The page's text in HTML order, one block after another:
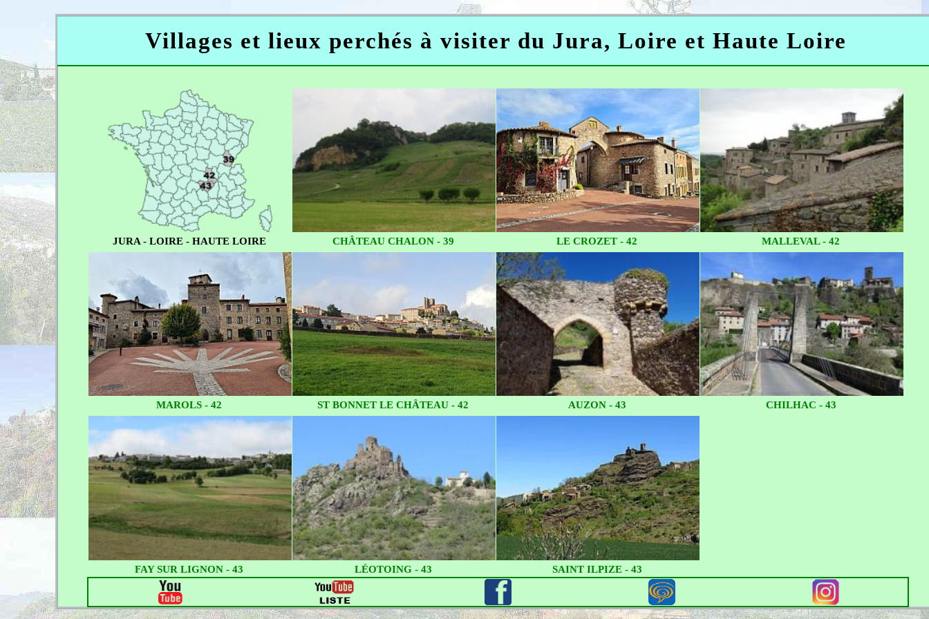
Villages et lieux perchés à visiter du Jura, Loire et Haute Loire
JURA - LOIRE - HAUTE LOIRE CHÂTEAU CHALON - 39 LE CROZET - 42 MALLEVAL - 42
MAROLS - 42 ST BONNET LE CHÂTEAU - 42 AUZON - 43 CHILHAC - 43
FAY SUR LIGNON - 43 LÉOTOING - 43 SAINT ILPIZE - 43